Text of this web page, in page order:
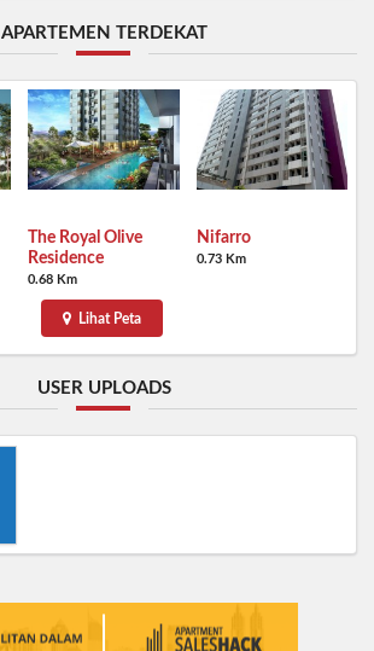
APARTEMEN TERDEKAT
The Royal Olive
Residence
0.68 Km
Nifarro
0.73 Km
Lihat Peta
USER UPLOADS